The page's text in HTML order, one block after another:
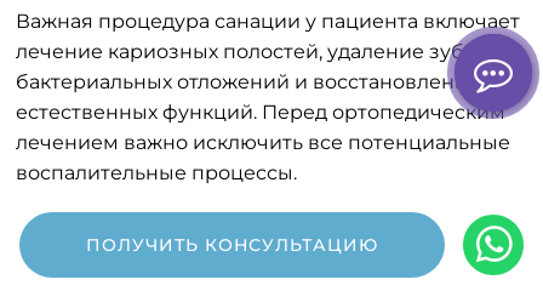
Важная процедура санации у пациента включает
лечение кариозных полостей, удаление зубных
бактериальных отложений и восстановление
естественных функций. Перед ортопедическим
лечением важно исключить все потенциальные
воспалительные процессы.
ПОЛУЧИТЬ КОНСУЛЬТАЦИЮ